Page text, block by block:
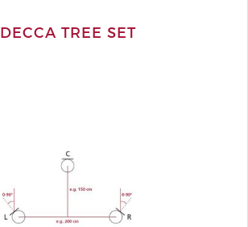
DECCA TREE SET